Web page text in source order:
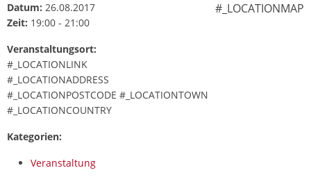
#_LOCATIONMAP
Datum: 26.08.2017
Zeit: 19:00 - 21:00
Veranstaltungsort:
#_LOCATIONLINK
#_LOCATIONADDRESS
#_LOCATIONPOSTCODE #_LOCATIONTOWN
#_LOCATIONCOUNTRY
Kategorien:
Veranstaltung